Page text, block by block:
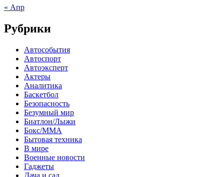
« Апр
Рубрики
Автособытия
Автоспорт
Автоэксперт
Актеры
Аналитика
Баскетбол
Безопасность
Безумный мир
Биатлон/Лыжи
Бокс/MMA
Бытовая техника
В мире
Военные новости
Гаджеты
Дача и сад